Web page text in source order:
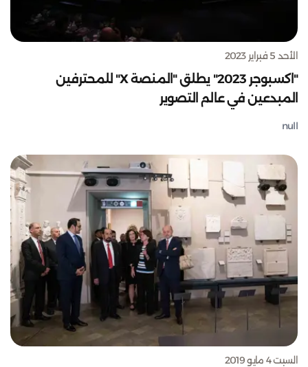
الأحد 5 فبراير 2023
"اكسبوجر 2023" يطلق "المنصة X" للمحترفين
المبدعين في عالم التصوير
null
السبت 4 مايو 2019